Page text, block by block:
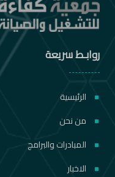
روابـط سريعة
الرئيسية
من نحن
المبادرات والبرامج
الاخبار